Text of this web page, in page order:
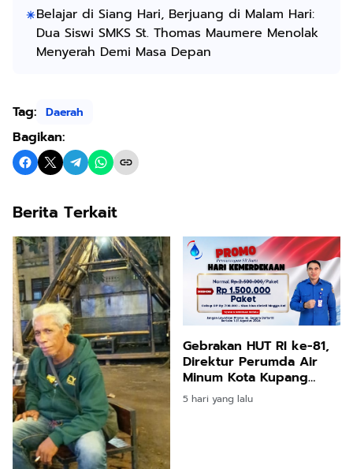
Belajar di Siang Hari, Berjuang di Malam Hari:
Dua Siswi SMKS St. Thomas Maumere Menolak
Menyerah Demi Masa Depan
Tag: Daerah
Bagikan:
Berita Terkait
Gebrakan HUT RI ke-81,
Direktur Perumda Air
Minum Kota Kupang
Pangkas Biaya
Sambungan Baru Rp1
5 hari yang lalu